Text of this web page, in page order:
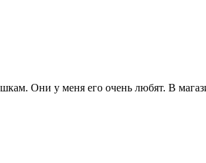
Они у меня его очень любят. В